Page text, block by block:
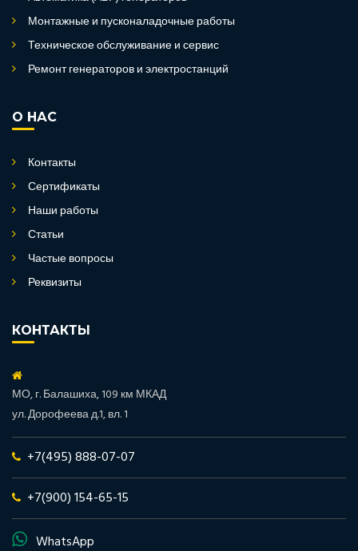
Монтажные и пусконаладочные работы
Техническое обслуживание и сервис
Ремонт генераторов и электростанций
О НАС
Контакты
Сертификаты
Наши работы
Статьи
Частые вопросы
Реквизиты
КОНТАКТЫ
МО, г. Балашиха, 109 км МКАД
ул. Дорофеева д.1, вл. 1
+7(495) 888-07-07
+7(900) 154-65-15
WhatsApp